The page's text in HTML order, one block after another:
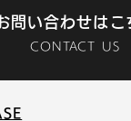
問い合わせはこ
CONTACT US